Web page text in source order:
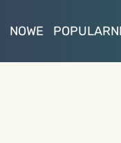
NOWE